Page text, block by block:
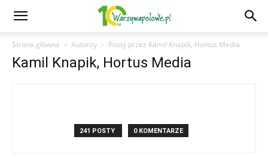
Strona główna Autorzy Posty przez Kamil Knapik, Hortus Media
Kamil Knapik, Hortus Media
241 POSTY 0 KOMENTARZE